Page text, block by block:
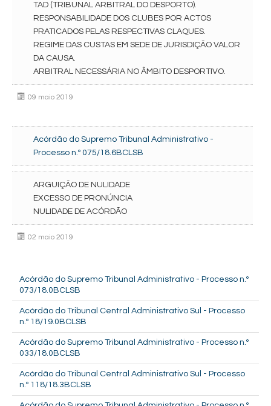
TAD (TRIBUNAL ARBITRAL DO DESPORTO).
RESPONSABILIDADE DOS CLUBES POR ACTOS
PRATICADOS PELAS RESPECTIVAS CLAQUES.
REGIME DAS CUSTAS EM SEDE DE JURISDIÇÃO VALOR
DA CAUSA.
ARBITRAL NECESSÁRIA NO ÂMBITO DESPORTIVO.
09 maio 2019
Acórdão do Supremo Tribunal Administrativo -
Processo n.º 075/18.6BCLSB
ARGUIÇÃO DE NULIDADE
EXCESSO DE PRONÚNCIA
NULIDADE DE ACÓRDÃO
02 maio 2019
Acórdão do Supremo Tribunal Administrativo - Processo n.º
073/18.0BCLSB
Acórdão do Tribunal Central Administrativo Sul - Processo
n.º 18/19.0BCLSB
Acórdão do Supremo Tribunal Administrativo - Processo n.º
033/18.0BCLSB
Acórdão do Tribunal Central Administrativo Sul - Processo
n.º 118/18.3BCLSB